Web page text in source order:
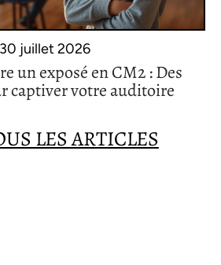
30 juillet 2026
un exposé en CM2 : Des
captiver votre auditoire
LES ARTICLES